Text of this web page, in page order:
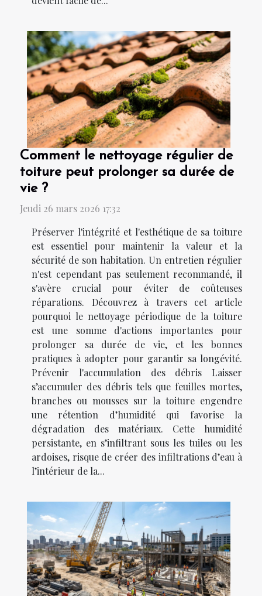
Comment le nettoyage régulier de
toiture peut prolonger sa durée de
vie ?
Jeudi 26 mars 2026 17:32
Préserver l'intégrité et l'esthétique de sa toiture
est essentiel pour maintenir la valeur et la
sécurité de son habitation. Un entretien régulier
n'est cependant pas seulement recommandé, il
s'avère crucial pour éviter de coûteuses
réparations. Découvrez à travers cet article
pourquoi le nettoyage périodique de la toiture
est une somme d'actions importantes pour
prolonger sa durée de vie, et les bonnes
pratiques à adopter pour garantir sa longévité.
Prévenir l'accumulation des débris Laisser
s’accumuler des débris tels que feuilles mortes,
branches ou mousses sur la toiture engendre
une rétention d’humidité qui favorise la
dégradation des matériaux. Cette humidité
persistante, en s’infiltrant sous les tuiles ou les
ardoises, risque de créer des infiltrations d’eau à
l’intérieur de la...